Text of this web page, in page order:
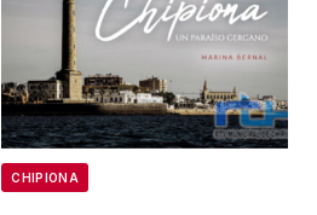
CHIPIONA